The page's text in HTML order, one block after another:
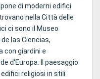
di moderni edifici
nella Città delle
ci sono il Museo
las Ciencias,
con giardini e
d'Europa. Il paesaggio
religiosi in stili